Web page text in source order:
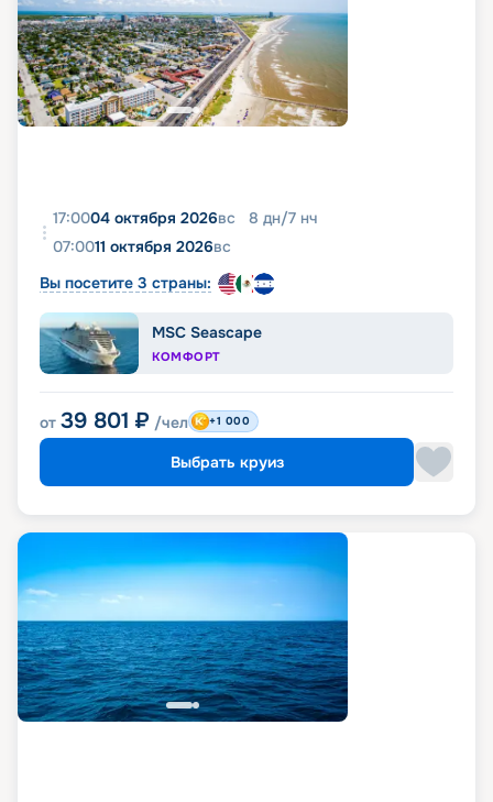
17:0004 октября 2026вс 8 дн/7 нч
07:0011 октября 2026вс
Вы посетите 3 страны:
MSC Seascape
КОМФОРТ
от 39 801 ₽ /чел +1 000
Выбрать круиз